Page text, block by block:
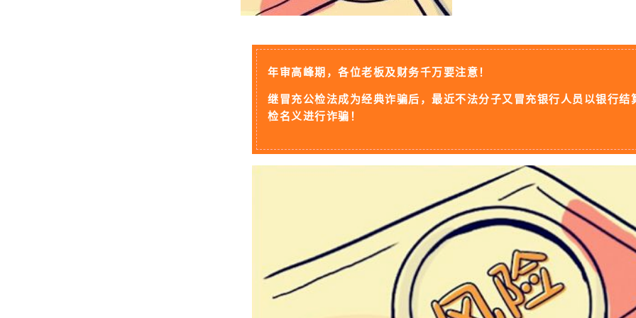
年审高峰期，各位老板及财务千万要注意！
继冒充公检法成为经典诈骗后，最近不法分子又冒充银行人员以银行结
检名义进行诈骗！